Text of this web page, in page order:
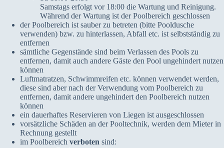
Samstags erfolgt vor 18:00 die Wartung und Reinigung.
Während der Wartung ist der Poolbereich geschlossen
der Poolbereich ist sauber zu betreten (bitte Pooldusche
verwenden) bzw. zu hinterlassen, Abfall etc. ist selbstständig zu
entfernen
sämtliche Gegenstände sind beim Verlassen des Pools zu
entfernen, damit auch andere Gäste den Pool ungehindert nutzen
können
Luftmatratzen, Schwimmreifen etc. können verwendet werden,
diese sind aber nach der Verwendung vom Poolbereich zu
entfernen, damit andere ungehindert den Poolbereich nutzen
können
ein dauerhaftes Reservieren von Liegen ist ausgeschlossen
vorsätzliche Schäden an der Pooltechnik, werden dem Mieter in
Rechnung gestellt
im Poolbereich verboten sind: